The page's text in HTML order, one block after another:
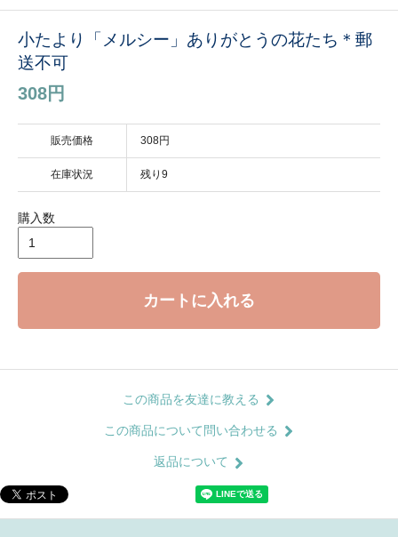
小たより「メルシー」ありがとうの花たち＊郵
送不可
308円
販売価格 308円
在庫状況 残り9
購入数
カートに入れる
この商品を友達に教える
この商品について問い合わせる
返品について